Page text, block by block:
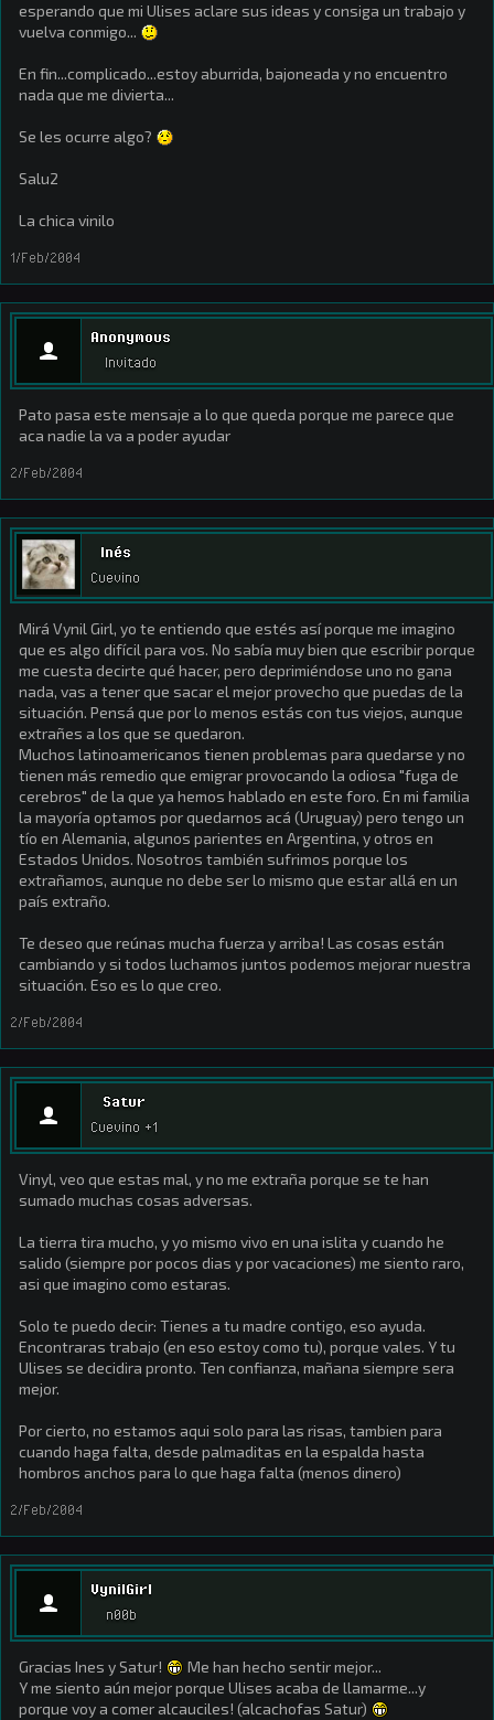
esperando que mi Ulises aclare sus ideas y consiga un trabajo y
vuelva conmigo...
En fin...complicado...estoy aburrida, bajoneada y no encuentro
nada que me divierta...
Se les ocurre algo?
Salu2
La chica vinilo
1/Feb/2004
Anonymous
Invitado
Pato pasa este mensaje a lo que queda porque me parece que
aca nadie la va a poder ayudar
2/Feb/2004
Inés
Cuevino
Mirá Vynil Girl, yo te entiendo que estés así porque me imagino
que es algo difícil para vos. No sabía muy bien que escribir porque
me cuesta decirte qué hacer, pero deprimiéndose uno no gana
nada, vas a tener que sacar el mejor provecho que puedas de la
situación. Pensá que por lo menos estás con tus viejos, aunque
extrañes a los que se quedaron.
Muchos latinoamericanos tienen problemas para quedarse y no
tienen más remedio que emigrar provocando la odiosa "fuga de
cerebros" de la que ya hemos hablado en este foro. En mi familia
la mayoría optamos por quedarnos acá (Uruguay) pero tengo un
tío en Alemania, algunos parientes en Argentina, y otros en
Estados Unidos. Nosotros también sufrimos porque los
extrañamos, aunque no debe ser lo mismo que estar allá en un
país extraño.
Te deseo que reúnas mucha fuerza y arriba! Las cosas están
cambiando y si todos luchamos juntos podemos mejorar nuestra
situación. Eso es lo que creo.
2/Feb/2004
Satur
Cuevino +1
Vinyl, veo que estas mal, y no me extraña porque se te han
sumado muchas cosas adversas.
La tierra tira mucho, y yo mismo vivo en una islita y cuando he
salido (siempre por pocos dias y por vacaciones) me siento raro,
asi que imagino como estaras.
Solo te puedo decir: Tienes a tu madre contigo, eso ayuda.
Encontraras trabajo (en eso estoy como tu), porque vales. Y tu
Ulises se decidira pronto. Ten confianza, mañana siempre sera
mejor.
Por cierto, no estamos aqui solo para las risas, tambien para
cuando haga falta, desde palmaditas en la espalda hasta
hombros anchos para lo que haga falta (menos dinero)
2/Feb/2004
VynilGirl
n00b
Gracias Ines y Satur!
Me han hecho sentir mejor...
Y me siento aún mejor porque Ulises acaba de llamarme...y
porque voy a comer alcauciles! (alcachofas Satur)